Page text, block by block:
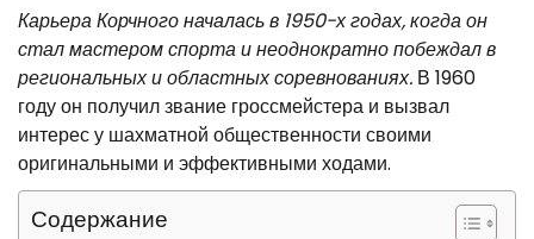
Карьера Корчного началась в 1950-х годах, когда он
стал мастером спорта и неоднократно побеждал в
региональных и областных соревнованиях. В 1960
году он получил звание гроссмейстера и вызвал
интерес у шахматной общественности своими
оригинальными и эффективными ходами.
Содержание